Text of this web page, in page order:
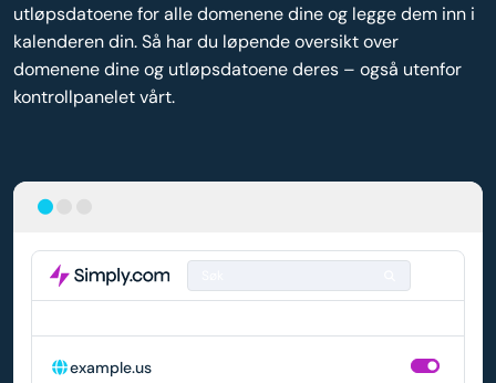
example.us
utløpsdatoene for alle domenene dine og legge dem inn i
kalenderen din. Så har du løpende oversikt over
domenene dine og utløpsdatoene deres – også utenfor
kontrollpanelet vårt.